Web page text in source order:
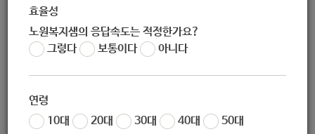
효율성
노원복지샘의 응답속도는 적정한가요?
그렇다
보통이다 아니다
연령
10대
20대 30대 40대
50대
작성자 노원 복지샘
작성일 2020-12-11 17:05